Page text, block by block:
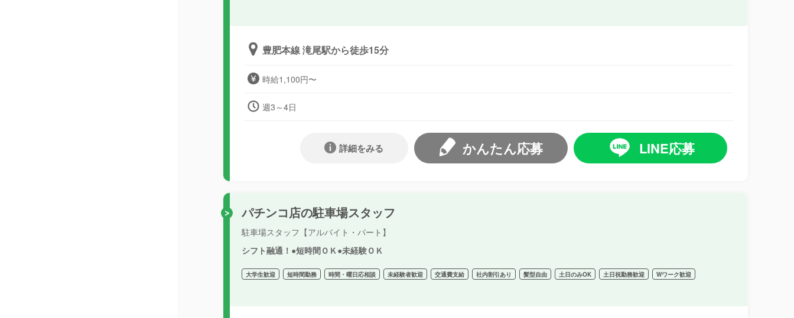
豊肥本線 滝尾駅から徒歩15分
時給1,100円〜
週3～4日
LINE応募
かんたん応募
詳細をみる
パチンコ店の駐車場スタッフ
駐車場スタッフ【アルバイト・パート】
シフト融通！●短時間ＯＫ●未経験ＯＫ
大学生歓迎 短時間勤務 時間・曜日応相談 未経験者歓迎 交通費支給 社内割引あり 髪型自由 土日のみOK 土日祝勤務歓迎 Wワーク歓迎